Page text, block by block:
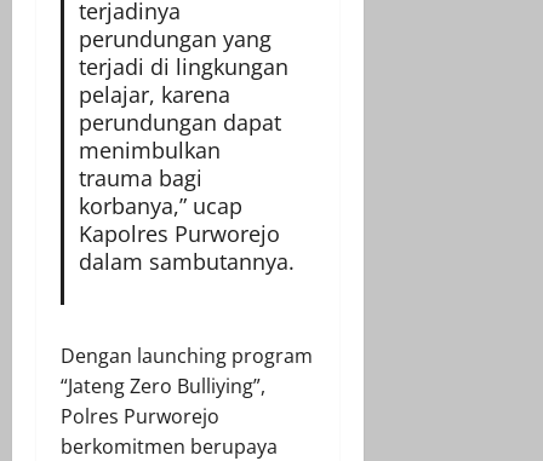
terjadinya
perundungan yang
terjadi di lingkungan
pelajar, karena
perundungan dapat
menimbulkan
trauma bagi
korbanya,” ucap
Kapolres Purworejo
dalam sambutannya.
Dengan launching program
“Jateng Zero Bulliying”,
Polres Purworejo
berkomitmen berupaya